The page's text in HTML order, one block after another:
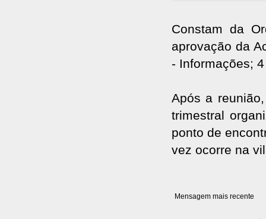
Constam da
aprovação da
- Informações;
Após a
trimestral
ponto de
vez ocorre na
Mensagem mais recente